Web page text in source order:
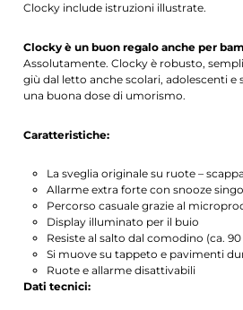
Clocky include istruzioni illustrate.
Clocky è un buon regalo anche per
Assolutamente. Clocky è robusto,
giù dal letto anche scolari, adolescenti
una buona dose di umorismo.
Caratteristiche:
La sveglia originale su ruote –
Allarme extra forte con snooze
Percorso casuale grazie al
Display illuminato per il buio
Resiste al salto dal comodino (ca.
Si muove su tappeto e pavimenti
Ruote e allarme disattivabili
Dati tecnici: